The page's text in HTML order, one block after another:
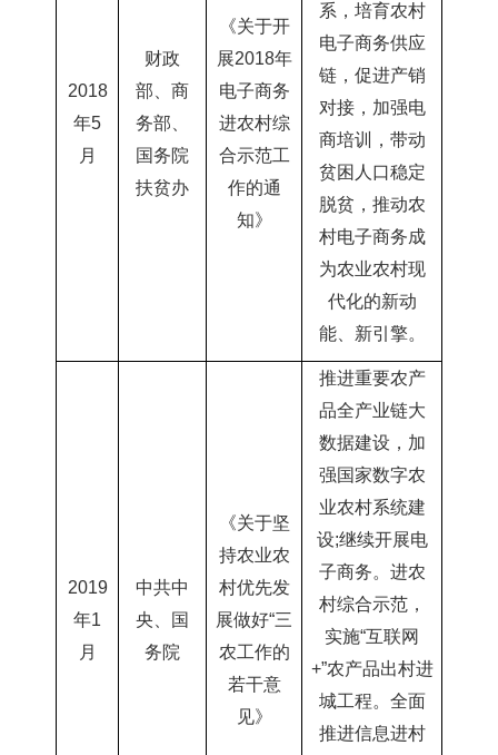
2018
年5
月
财政
部、商
务部、
国务院
扶贫办
《关于开
展2018年
电子商务
进农村综
合示范工
作的通
知》
系，培育农村
电子商务供应
链，促进产销
对接，加强电
商培训，带动
贫困人口稳定
脱贫，推动农
村电子商务成
为农业农村现
代化的新动
能、新引擎。
2019
年1
月
中共中
央、国
务院
《关于坚
持农业农
村优先发
展做好“三
农工作的
若干意
见》
推进重要农产
品全产业链大
数据建设，加
强国家数字农
业农村系统建
设;继续开展电
子商务。进农
村综合示范，
实施“互联网
+”农产品出村进
城工程。全面
推进信息进村